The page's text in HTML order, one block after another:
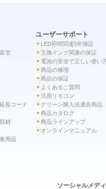
管
長コード
材
用品
ユーザーサポート
LED照明関連5年保証
互換インク関連の保証
電池の安全で正しい使い
商品の修理
商品の保証
よくあるご質問
汎用リモコン
グリーン購入法適合商品
商品カタログ
商品ラインアップ
オンラインマニュアル
ソーシャルメデ